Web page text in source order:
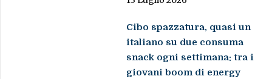
Cibo spazzatura, quasi un
italiano su due consuma
snack ogni settimana: tra i
giovani boom di energy